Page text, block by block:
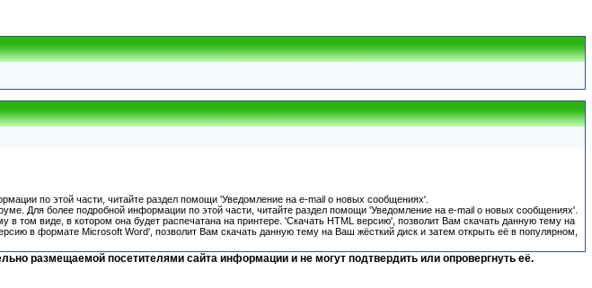
по этой части, читайте раздел помощи 'Уведомление на e-mail о новых сообщениях'.
Для более подробной информации по этой части, читайте раздел помощи 'Уведомление на e-mail о новых сообщениях'.
том виде, в котором она будет распечатана на принтере. 'Скачать HTML версию', позволит Вам скачать данную тему на
в формате Microsoft Word', позволит Вам скачать данную тему на Ваш жёсткий диск и затем открыть её в популярном,
размещаемой посетителями сайта информации и не могут подтвердить или опровергнуть её.